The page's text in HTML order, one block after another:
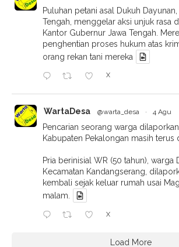
Puluhan petani asal Dukuh
Tengah, menggelar aksi unjuk rasa
Kantor Gubernur Jawa Tengah.
penghentian proses hukum atas
orang rekan tani mereka
X
WartaDesa @warta_desa · 4 Agu
Pencarian seorang warga
Kabupaten Pekalongan masih terus
Pria berinisial WR (50 tahun), warga
Kecamatan Kandangserang,
kembali sejak keluar rumah usai
malam.
X
Load More